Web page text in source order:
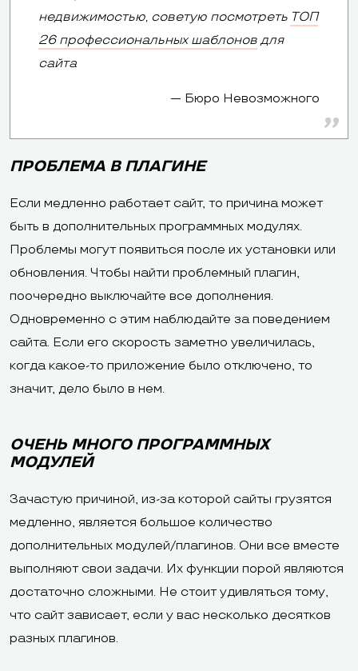
недвижимостью, советую посмотреть ТОП
26 профессиональных шаблонов для
сайта
Бюро Невозможного
ПРОБЛЕМА В ПЛАГИНЕ
Если медленно работает сайт, то причина может
быть в дополнительных программных модулях.
Проблемы могут появиться после их установки или
обновления. Чтобы найти проблемный плагин,
поочередно выключайте все дополнения.
Одновременно с этим наблюдайте за поведением
сайта. Если его скорость заметно увеличилась,
когда какое-то приложение было отключено, то
значит, дело было в нем.
ОЧЕНЬ МНОГО ПРОГРАММНЫХ
МОДУЛЕЙ
Зачастую причиной, из-за которой сайты грузятся
медленно, является большое количество
дополнительных модулей/плагинов. Они все вместе
выполняют свои задачи. Их функции порой являются
достаточно сложными. Не стоит удивляться тому,
что сайт зависает, если у вас несколько десятков
разных плагинов.